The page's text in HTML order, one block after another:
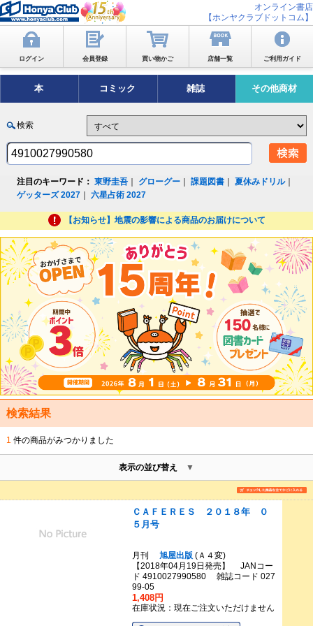
オンライン書店
【ホンヤクラブドットコム】
ログイン 会員登録 買い物かご 店舗一覧 ご利用ガイド
本 コミック 雑誌 その他商材
検索
注目のキーワード： 東野圭吾 グローグー ｜課題図書 ｜夏休みドリル｜
ゲッターズ 2027 ｜六星占術 2027
【お知らせ】地震の影響による商品のお届けについて
検索結果
1 件の商品がみつかりました
表示の並び替え
ＣＡＦＥＲＥＳ ２０１８年 ０
５月号
月刊 旭屋出版 (Ａ４変)
【2018年04月19日発売】 JANコー
ド 4910027990580 雑誌コード 027
99-05
1,408円
在庫状況：現在ご注文いただけません